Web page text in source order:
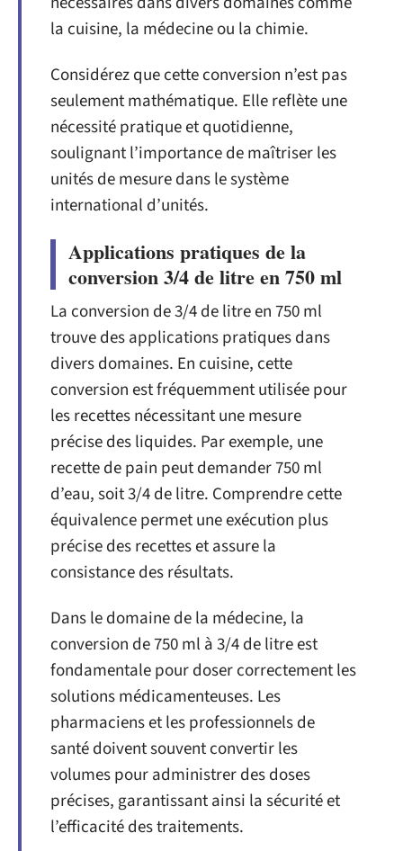
la cuisine, la médecine ou la chimie.
Considérez que cette conversion n’est pas
seulement mathématique. Elle reflète une
nécessité pratique et quotidienne,
soulignant l’importance de maîtriser les
unités de mesure dans le système
international d’unités.
Applications pratiques de la
conversion 3/4 de litre en 750 ml
La conversion de 3/4 de litre en 750 ml
trouve des applications pratiques dans
divers domaines. En cuisine, cette
conversion est fréquemment utilisée pour
les recettes nécessitant une mesure
précise des liquides. Par exemple, une
recette de pain peut demander 750 ml
d’eau, soit 3/4 de litre. Comprendre cette
équivalence permet une exécution plus
précise des recettes et assure la
consistance des résultats.
Dans le domaine de la médecine, la
conversion de 750 ml à 3/4 de litre est
fondamentale pour doser correctement les
solutions médicamenteuses. Les
pharmaciens et les professionnels de
santé doivent souvent convertir les
volumes pour administrer des doses
précises, garantissant ainsi la sécurité et
l’efficacité des traitements.